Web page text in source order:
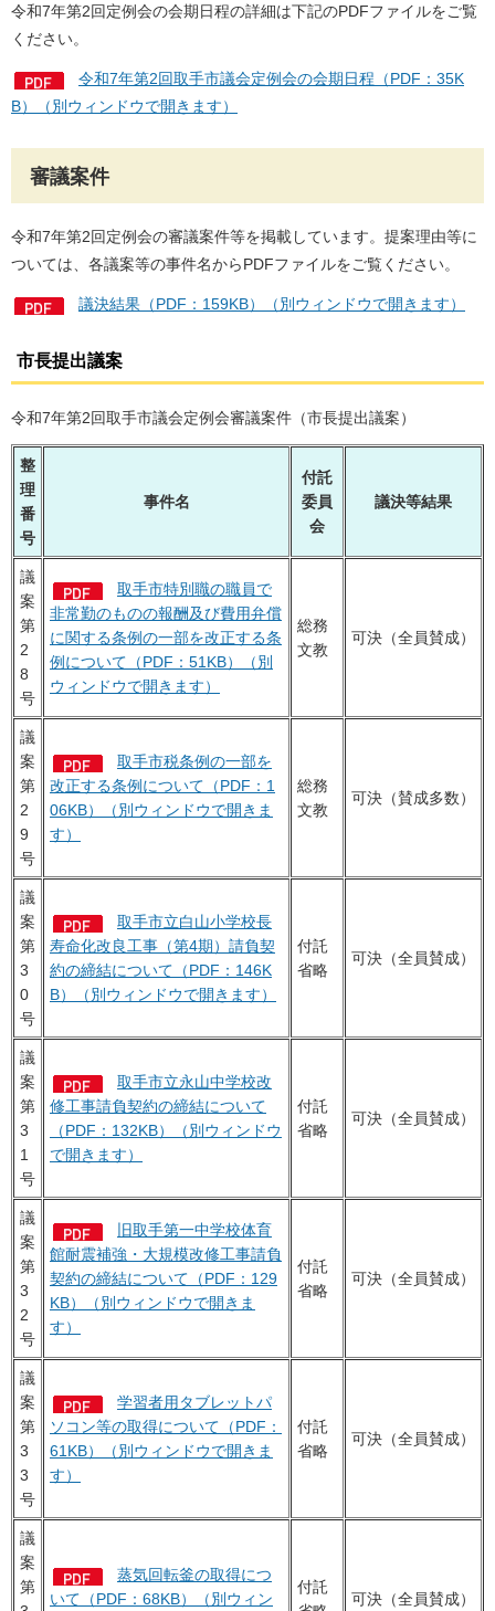
令和7年第2回定例会の会期日程の詳細は下記のPDFファイルをご覧
ください。
令和7年第2回取手市議会定例会の会期日程（PDF：35K
B）（別ウィンドウで開きます）
審議案件
令和7年第2回定例会の審議案件等を掲載しています。提案理由等に
ついては、各議案等の事件名からPDFファイルをご覧ください。
議決結果（PDF：159KB）（別ウィンドウで開きます）
市長提出議案
令和7年第2回取手市議会定例会審議案件（市長提出議案）
整
理
番
号
事件名
付託
委員
会
議決等結果
議
案
第
2
8
号
取手市特別職の職員で
非常勤のものの報酬及び費用弁償
に関する条例の一部を改正する条
例について（PDF：51KB）（別
ウィンドウで開きます）
総務
文教
可決（全員賛成）
議
案
第
2
9
号
取手市税条例の一部を
改正する条例について（PDF：1
06KB）（別ウィンドウで開きま
す）
総務
文教
可決（賛成多数）
議
案
第
3
0
号
取手市立白山小学校長
寿命化改良工事（第4期）請負契
約の締結について（PDF：146K
B）（別ウィンドウで開きます）
付託
省略
可決（全員賛成）
議
案
第
3
1
号
取手市立永山中学校改
修工事請負契約の締結について
（PDF：132KB）（別ウィンドウ
で開きます）
付託
省略
可決（全員賛成）
議
案
第
3
2
号
旧取手第一中学校体育
館耐震補強・大規模改修工事請負
契約の締結について（PDF：129
KB）（別ウィンドウで開きま
す）
付託
省略
可決（全員賛成）
議
案
第
3
3
号
学習者用タブレットパ
ソコン等の取得について（PDF：
61KB）（別ウィンドウで開きま
す）
付託
省略
可決（全員賛成）
議
案
第
蒸気回転釜の取得につ
いて（PDF：68KB）（別ウィン
付託
可決（全員賛成）